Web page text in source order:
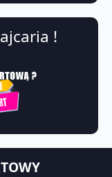
!